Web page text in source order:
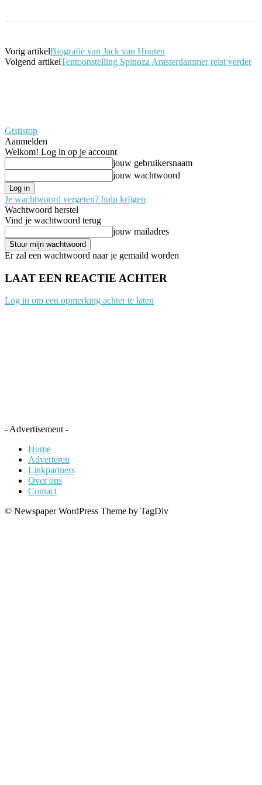
Vorig artikelBiografie van Jack van Houten
Volgend artikelTentoonstelling Spinoza Amsterdammer reist verder
Gtstistop
Aanmelden
Welkom! Log in op je account
jouw gebruikersnaam
jouw wachtwoord
Je wachtwoord vergeten? hulp krijgen
Wachtwoord herstel
Vind je wachtwoord terug
jouw mailadres
Er zal een wachtwoord naar je gemaild worden
LAAT EEN REACTIE ACHTER
Log in om een opmerking achter te laten
- Advertisement -
Home
Adverteren
Linkpartners
Over ons
Contact
© Newspaper WordPress Theme by TagDiv